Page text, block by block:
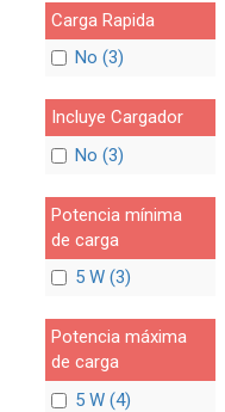
Carga Rapida
No (3)
Incluye Cargador
No (3)
Potencia mínima
de carga
5 W (3)
Potencia máxima
de carga
5 W (4)